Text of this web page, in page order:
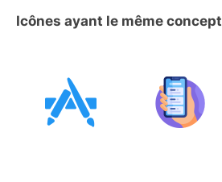
Icônes ayant le même concept